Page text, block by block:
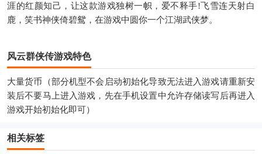
涯的红颜知己，让这款游戏独树一帜，爱不释手!飞雪连天射白
鹿，笑书神侠倚碧鸳，在游戏中圆你一个江湖武侠梦。
风云群侠传游戏特色
大量货币（部分机型不会启动初始化导致无法进入游戏请重新安
装后不要马上进入游戏，先在手机设置中允许存储读写后再进入
游戏开始初始化即可）
相关标签